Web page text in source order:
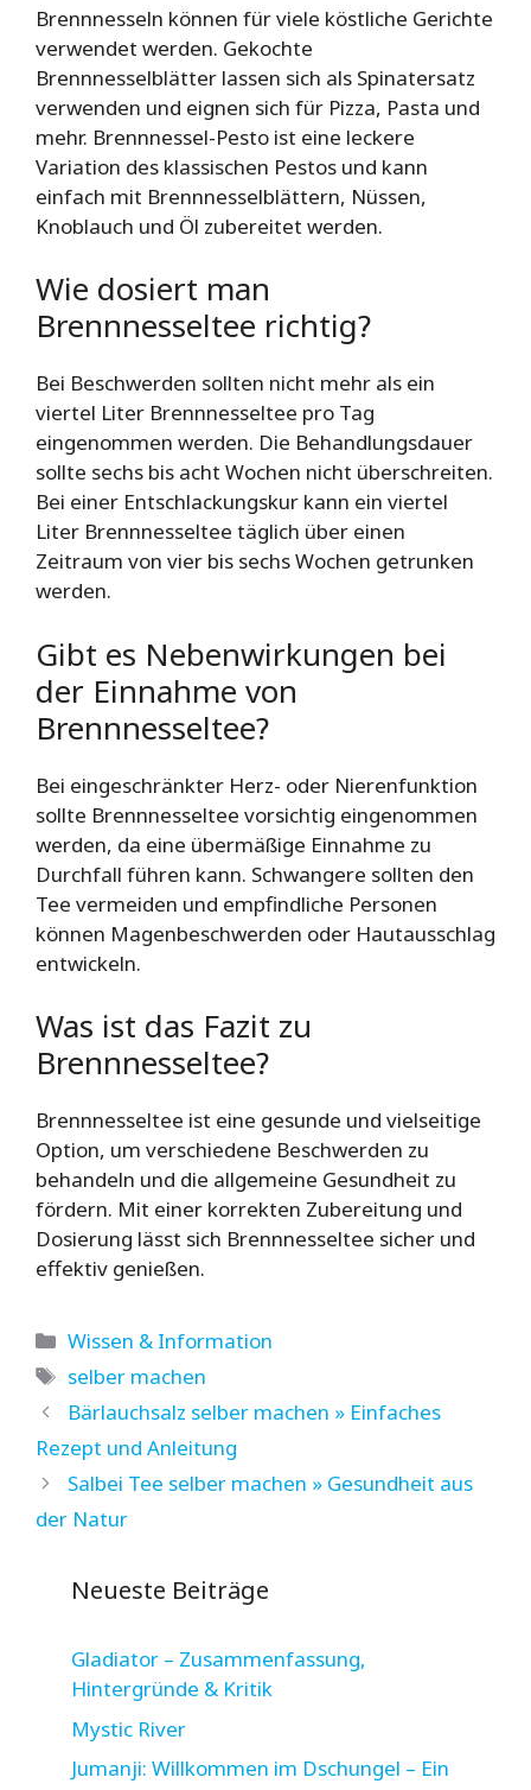
Brennnesseln können für viele köstliche Gerichte
verwendet werden. Gekochte
Brennnesselblätter lassen sich als Spinatersatz
verwenden und eignen sich für Pizza, Pasta und
mehr. Brennnessel-Pesto ist eine leckere
Variation des klassischen Pestos und kann
einfach mit Brennnesselblättern, Nüssen,
Knoblauch und Öl zubereitet werden.
Wie dosiert man
Brennnesseltee richtig?
Bei Beschwerden sollten nicht mehr als ein
viertel Liter Brennnesseltee pro Tag
eingenommen werden. Die Behandlungsdauer
sollte sechs bis acht Wochen nicht überschreiten.
Bei einer Entschlackungskur kann ein viertel
Liter Brennnesseltee täglich über einen
Zeitraum von vier bis sechs Wochen getrunken
werden.
Gibt es Nebenwirkungen bei
der Einnahme von
Brennnesseltee?
Bei eingeschränkter Herz- oder Nierenfunktion
sollte Brennnesseltee vorsichtig eingenommen
werden, da eine übermäßige Einnahme zu
Durchfall führen kann. Schwangere sollten den
Tee vermeiden und empfindliche Personen
können Magenbeschwerden oder Hautausschlag
entwickeln.
Was ist das Fazit zu
Brennnesseltee?
Brennnesseltee ist eine gesunde und vielseitige
Option, um verschiedene Beschwerden zu
behandeln und die allgemeine Gesundheit zu
fördern. Mit einer korrekten Zubereitung und
Dosierung lässt sich Brennnesseltee sicher und
effektiv genießen.
Kategorien
Wissen & Information
Schlagwörter
selber machen
Bärlauchsalz selber machen » Einfaches
Rezept und Anleitung
Salbei Tee selber machen » Gesundheit aus
der Natur
Neueste Beiträge
Gladiator – Zusammenfassung,
Hintergründe & Kritik
Mystic River
Jumanji: Willkommen im Dschungel – Ein